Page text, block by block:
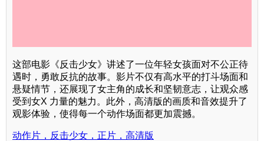
这部电影《反击少女》讲述了一位年轻女孩面对不公正待
遇时，勇敢反抗的故事。影片不仅有高水平的打斗场面和
悬疑情节，还展现了女主角的成长和坚韧意志，让观众感
受到女X 力量的魅力。此外，高清版的画质和音效提升了
观影体验，使得每一个动作场面都更加震撼。
动作片，反击少女，正片，高清版